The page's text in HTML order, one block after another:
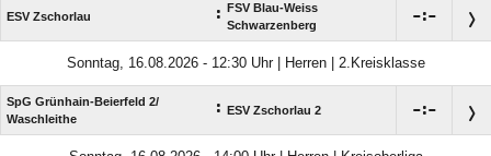
ESV Zschorlau : FSV Blau-Weiss
Schwarzenberg
:
Sonntag, 16.08.2026 - 12:30 Uhr | Herren | 2.Kreisklasse
SpG Grünhain-Beierfeld 2/​
Waschleithe
: ESV Zschorlau 2 :